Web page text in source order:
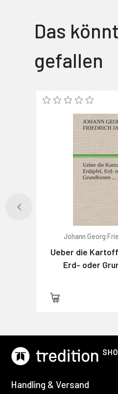
Das
gefallen
Johann Georg
Ueber die
Erd- oder
Handling & Versand